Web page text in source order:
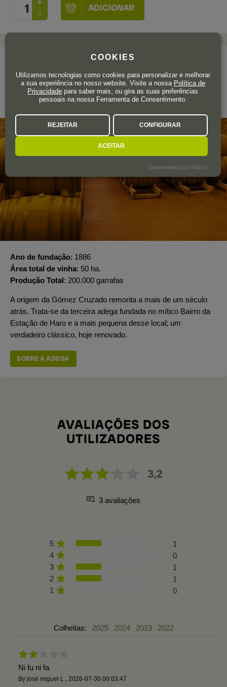
GÓMEZ CRUZADO
Ano de fundação 1886
Área total de vinha 50 ha.
Produção Total 200.000 garrafas
A origem da Gómez Cruzado remonta a mais de um século
atrás. Trata-se da terceira adega fundada no mítico Bairro da
Estação de Haro e a mais pequena desse local; um
verdadeiro clássico, hoje renovado.
SOBRE A ADEGA
AVALIAÇÕES DOS
UTILIZADORES
3,2
3 avaliações
5
1
4
0
3
1
2
1
1
0
Colheitas: 2025 2024 2023 2022
Ni fu ni fa
By josé miguel L. 2026-07-30 00:03:47
COOKIES
Utilizamos tecnologias como cookies para personalizar e melhorar
a sua experiência no nosso website. Visite a nossa Política de
Privacidade para saber mais, ou gira as suas preferências
pessoais na nossa Ferramenta de Consentimento.
REJEITAR CONFIGURAR
ACEITAR
Desenvolvido por Klaro!